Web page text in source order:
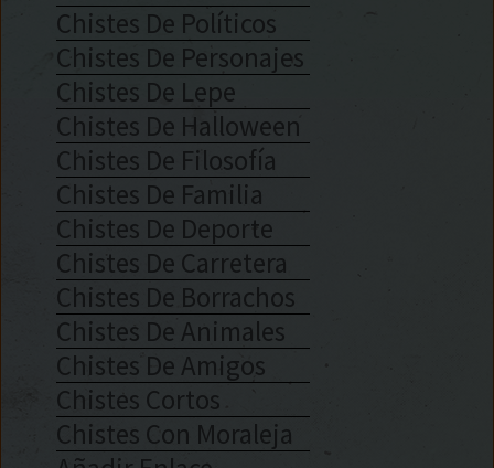
Chistes De Políticos
Chistes De Personajes
Chistes De Lepe
Chistes De Halloween
Chistes De Filosofía
Chistes De Familia
Chistes De Deporte
Chistes De Carretera
Chistes De Borrachos
Chistes De Animales
Chistes De Amigos
Chistes Cortos
Chistes Con Moraleja